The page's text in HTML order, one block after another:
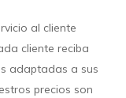
al cliente
cliente reciba
adaptadas a sus
precios son